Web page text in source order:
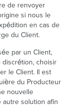
de renvoyer
si nous le
en cas de
du Client.
par un Client,
discrétion, choisir
le Client. Il est
du Producteur
nouvelle
solution afin